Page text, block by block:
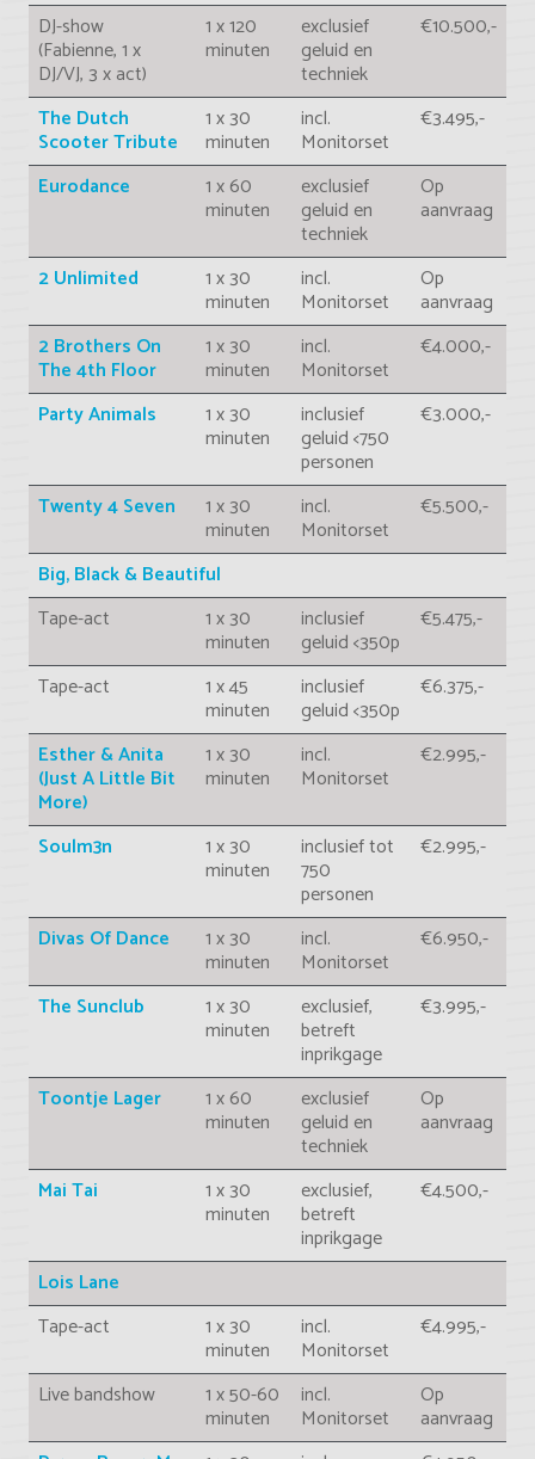
DJ-show
(Fabienne, 1 x
DJ/VJ, 3 x act)
1 x 120
minuten
exclusief
geluid en
techniek
€10.500,-
The Dutch
Scooter Tribute
1 x 30
minuten
incl.
Monitorset
€3.495,-
Eurodance 1 x 60
minuten
exclusief
geluid en
techniek
Op
aanvraag
2 Unlimited 1 x 30
minuten
incl.
Monitorset
Op
aanvraag
2 Brothers On
The 4th Floor
1 x 30
minuten
incl.
Monitorset
€4.000,-
Party Animals 1 x 30
minuten
inclusief
geluid <750
personen
€3.000,-
Twenty 4 Seven 1 x 30
minuten
incl.
Monitorset
€5.500,-
Big, Black & Beautiful
Tape-act
1 x 30
minuten
inclusief
geluid <350p
€5.475,-
Tape-act 1 x 45
minuten
inclusief
geluid <350p
€6.375,-
Esther & Anita
(Just A Little Bit
More)
1 x 30
minuten
incl.
Monitorset
€2.995,-
Soulm3n 1 x 30
minuten
inclusief tot
750
personen
€2.995,-
Divas Of Dance 1 x 30
minuten
incl.
Monitorset
€6.950,-
The Sunclub 1 x 30
minuten
exclusief,
betreft
inprikgage
€3.995,-
Toontje Lager 1 x 60
minuten
exclusief
geluid en
techniek
Op
aanvraag
Mai Tai 1 x 30
minuten
exclusief,
betreft
inprikgage
€4.500,-
Lois Lane
Tape-act
1 x 30
minuten
incl.
Monitorset
€4.995,-
Live bandshow 1 x 50-60
minuten
incl.
Monitorset
Op
aanvraag